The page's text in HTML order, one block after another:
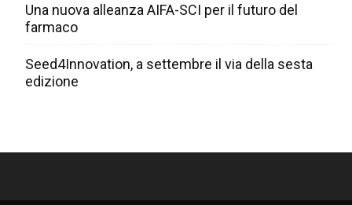
Una nuova alleanza AIFA-SCI per il futuro del
farmaco
Seed4Innovation, a settembre il via della sesta
edizione